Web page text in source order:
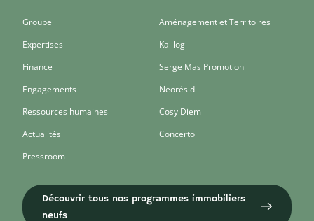
Groupe
Expertises
Finance
Engagements
Ressources humaines
Actualités
Pressroom
Aménagement et Territoires
Kalilog
Serge Mas Promotion
Neorésid
Cosy Diem
Concerto
Découvrir tous nos programmes immobiliers
neufs